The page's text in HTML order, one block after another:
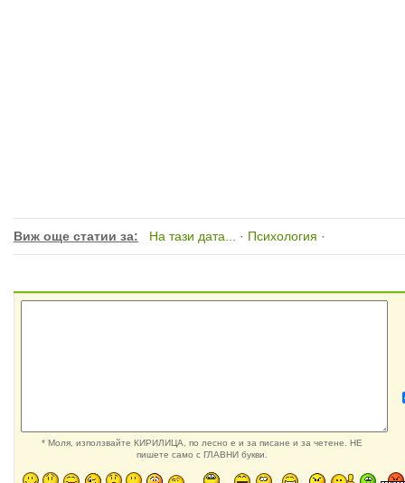
Виж още статии за: На тази дата... · Психология ·
* Моля, използвайте КИРИЛИЦА, по лесно е и за писане и за четене. НЕ
пишете само с ГЛАВНИ букви.